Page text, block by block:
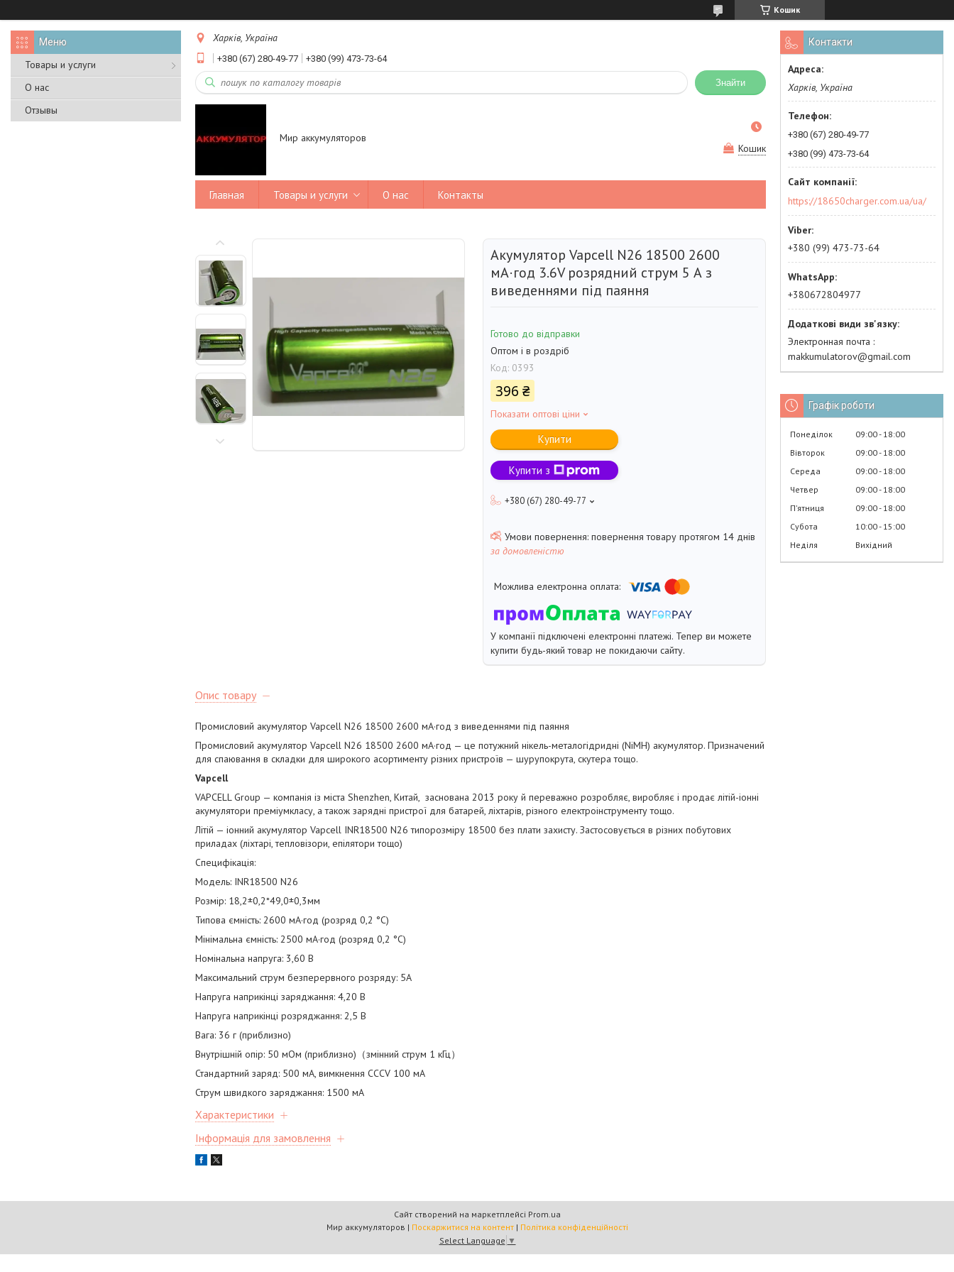
Кошик
Товары и услуги
О нас
Отзывы
Харків, Україна
+380 (67) 280-49-77 +380 (99) 473-73-64
Знайти
Мир аккумуляторов
Кошик
Главная Товары и услуги О нас Контакты
Акумулятор Vapcell N26 18500 2600
мА·год 3.6V розрядний струм 5 А з
виведеннями під паяння
Готово до відправки
Оптом і в роздріб
Код: 0393
396 ₴
Показати оптові ціни
Купити
Купити з
+380 (67) 280-49-77
повернення товару протягом 14 днів
за домовленістю
У компанії підключені електронні платежі. Тепер ви можете
купити будь-який товар не покидаючи сайту.
Опис товару
Промисловий акумулятор Vapcell N26 18500 2600 мА·год з виведеннями під паяння
Промисловий акумулятор Vapcell N26 18500 2600 мА·год — це потужний нікель-металогідридні (NiMH) акумулятор. Призначений
для спаювання в складки для широкого асортименту різних пристроїв — шурупокрута, скутера тощо.
Vapcell
VAPCELL Group — компанія із міста Shenzhen, Китай, заснована 2013 року й переважно розробляє, виробляє і продає літій-іонні
акумулятори преміумкласу, а також зарядні пристрої для батарей, ліхтарів, різного електроінструменту тощо.
Літій — іонний акумулятор Vapcell INR18500 N26 типорозміру 18500 без плати захисту. Застосовується в різних побутових
приладах (ліхтарі, тепловізори, епілятори тощо)
Специфікація:
Модель: INR18500 N26
Розмір: 18,2±0,2*49,0±0,3мм
Типова ємність: 2600 мА·год (розряд 0,2 °C)
Мінімальна ємність: 2500 мА·год (розряд 0,2 °C)
Номінальна напруга: 3,60 В
Максимальний струм безперервного розряду: 5A
Напруга наприкінці заряджання: 4,20 В
Напруга наприкінці розряджання: 2,5 В
Вага: 36 г (приблизно)
Внутрішній опір: 50 мОм (приблизно)（змінний струм 1 кГц）
Стандартний заряд: 500 мА, вимкнення CCCV 100 мА
Струм швидкого заряджання: 1500 мА
Характеристики
Інформація для замовлення
Контакти
Харків, Україна
+380 (67) 280-49-77
+380 (99) 473-73-64
https://18650charger.com.ua/ua/
+380 (99) 473-73-64
+380672804977
Электронная почта
makkumulatorov@gmail.com
Графік роботи
Понеділок 09:00 18:00
Вівторок
09:00 18:00
Середа
09:00 18:00
Четвер
09:00 18:00
Пʼятниця
09:00 18:00
Субота
10:00 15:00
Неділя
Вихідний
Сайт створений на маркетплейсі Prom.ua
Мир аккумуляторов | Поскаржитися на контент | Політика конфіденційності
Select Language ▼